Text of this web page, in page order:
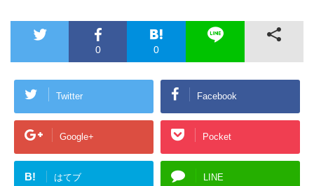
0 0
Twitter Facebook
Google+ Pocket
B! はてブ LINE